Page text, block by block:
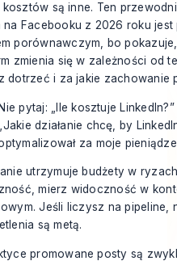
są inne. Ten
na Facebooku z 2026 roku jest
porównawczym, bo
zmienia się w zależności od
dotrzeć i za jakie zachowanie
Nie pytaj: „Ile kosztuje
„Jakie działanie chcę, by
za moje
utrzymuje budżety w
mierz widoczność w
Jeśli liczysz na pipeline,
są metą.
promowane posty są